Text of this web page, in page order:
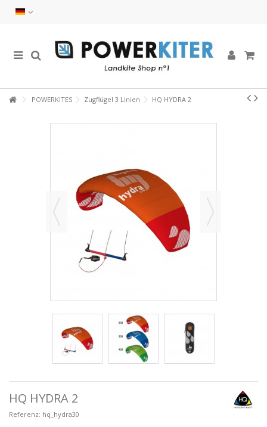
POWERKITES Zugflügel 3 Linien HQ HYDRA 2
HQ HYDRA 2
Referenz: hq_hydra30